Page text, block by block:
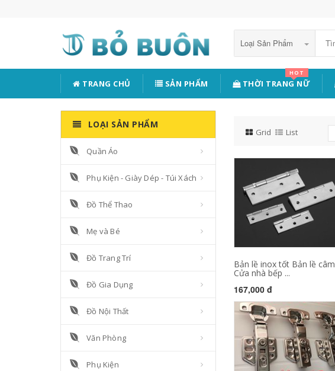
Loại Sản Phẩm
TRANG CHỦ SẢN PHẨM THỜI TRANG NỮ
HOT
LOẠI SẢN PHẨM
Quần Áo
Phụ Kiện - Giày Dép - Túi Xách
Đồ Thể Thao
Mẹ và Bé
Đồ Trang Trí
Đồ Gia Dụng
Đồ Nội Thất
Văn Phòng
Phụ Kiện
Grid List
Bản lề inox tốt Bản lề câm
Cửa nhà bếp ...
167,000 đ